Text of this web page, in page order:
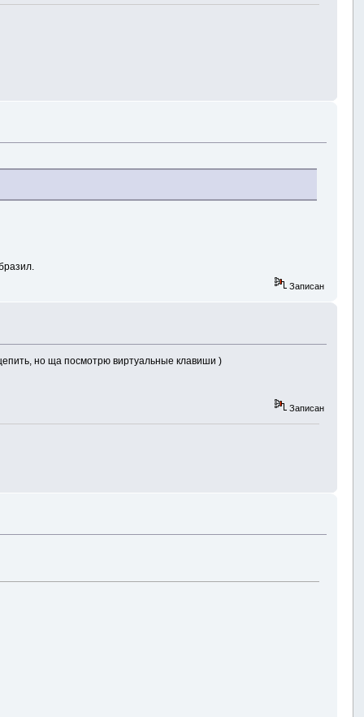
Записан
но ща посмотрю виртуальные клавиши )
Записан